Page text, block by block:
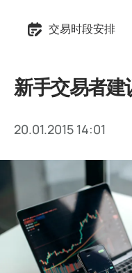
交易时段安排
新手交易者建
20.01.2015 14:01